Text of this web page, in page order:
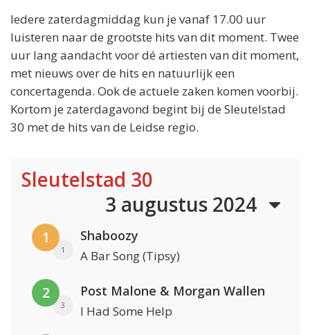
Iedere zaterdagmiddag kun je vanaf 17.00 uur
luisteren naar de grootste hits van dit moment. Twee
uur lang aandacht voor dé artiesten van dit moment,
met nieuws over de hits en natuurlijk een
concertagenda. Ook de actuele zaken komen voorbij.
Kortom je zaterdagavond begint bij de Sleutelstad
30 met de hits van de Leidse regio.
Sleutelstad 30
3 augustus 2024
1
1
Shaboozy
A Bar Song (Tipsy)
2
3
Post Malone & Morgan Wallen
I Had Some Help